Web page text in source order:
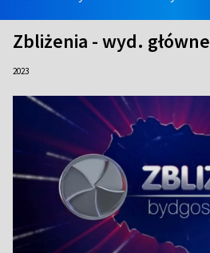
Zbliżenia - wyd. główne
2023